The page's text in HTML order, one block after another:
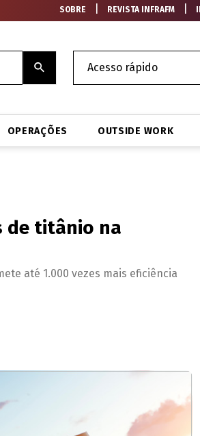
SOBRE REVISTA INFRAFM
OPERAÇÕES OUTSIDE WORK
de titânio na
até 1.000 vezes mais eficiência